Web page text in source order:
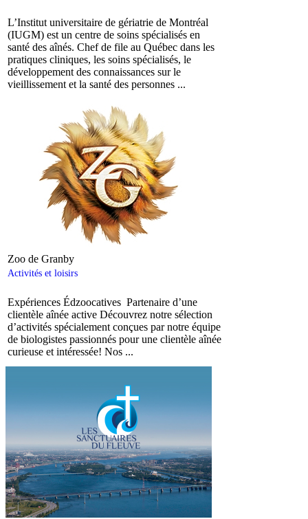
L’Institut universitaire de gériatrie de Montréal
(IUGM) est un centre de soins spécialisés en
santé des aînés. Chef de file au Québec dans les
pratiques cliniques, les soins spécialisés, le
développement des connaissances sur le
vieillissement et la santé des personnes ...
Zoo de Granby
Activités et loisirs
Expériences Édzoocatives Partenaire d’une
clientèle aînée active Découvrez notre sélection
d’activités spécialement conçues par notre équipe
de biologistes passionnés pour une clientèle aînée
curieuse et intéressée! Nos ...